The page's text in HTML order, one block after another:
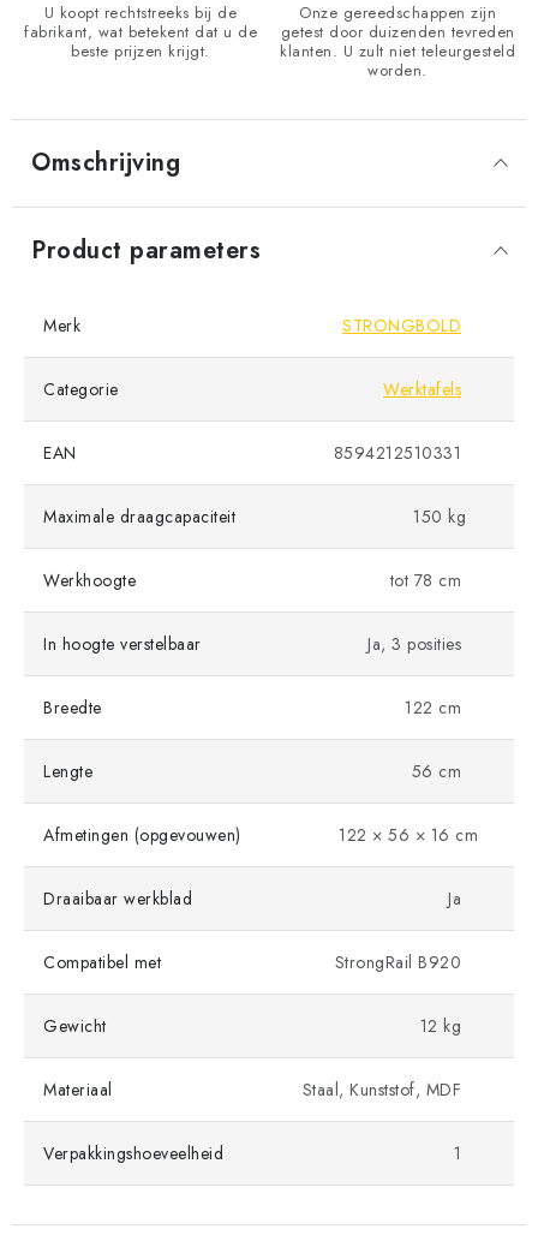
U koopt rechtstreeks bij de
fabrikant, wat betekent dat u de
beste prijzen krijgt.
Onze gereedschappen zijn
getest door duizenden tevreden
klanten. U zult niet teleurgesteld
worden.
Omschrijving
Product parameters
Merk STRONGBOLD
Categorie Werktafels
EAN 8594212510331
Maximale draagcapaciteit 150 kg
Werkhoogte tot 78 cm
In hoogte verstelbaar Ja, 3 posities
Breedte 122 cm
Lengte 56 cm
Afmetingen (opgevouwen) 122 × 56 × 16 cm
Draaibaar werkblad Ja
Compatibel met StrongRail B920
Gewicht 12 kg
Materiaal Staal, Kunststof, MDF
Verpakkingshoeveelheid 1